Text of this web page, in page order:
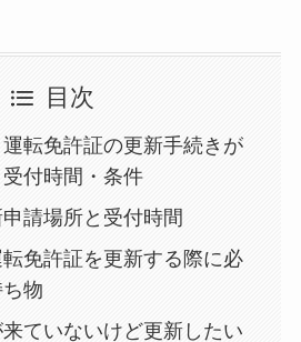
目次
運転免許証の更新手続きが
付時間・条件
請場所と受付時間
免許証を更新する際に必
物
ていないけど更新したい